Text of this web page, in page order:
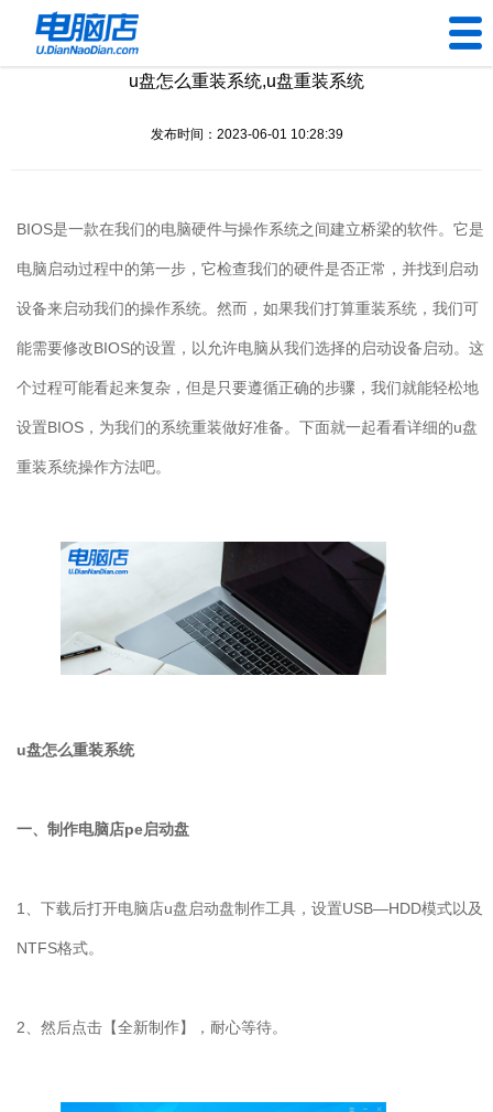
U盘工具
装机问题
电脑问题
u盘怎么重装系统,u盘重装系统
发布时间：2023-06-01 10:28:39
BIOS是一款在我们的电脑硬件与操作系统之间建立桥梁的软件。它是
电脑启动过程中的第一步，它检查我们的硬件是否正常，并找到启动
设备来启动我们的操作系统。然而，如果我们打算重装系统，我们可
能需要修改BIOS的设置，以允许电脑从我们选择的启动设备启动。这
个过程可能看起来复杂，但是只要遵循正确的步骤，我们就能轻松地
设置BIOS，为我们的系统重装做好准备。下面就一起看看详细的u盘
重装系统操作方法吧。
u盘怎么重装系统
一、制作电脑店pe启动盘
1、下载后打开电脑店u盘启动盘制作工具，设置USB—HDD模式以及
NTFS格式。
2、然后点击【全新制作】，耐心等待。